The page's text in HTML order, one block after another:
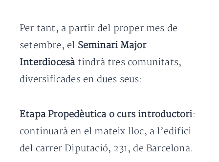
Per tant, a partir del proper mes de
setembre, el Seminari Major
Interdiocesàtindrà tres comunitats,
diversificades en dues seus:
Etapa Propedèutica o curs introductori:
continuarà en el mateix lloc, a l’edifici
del carrer Diputació, 231, de Barcelona.